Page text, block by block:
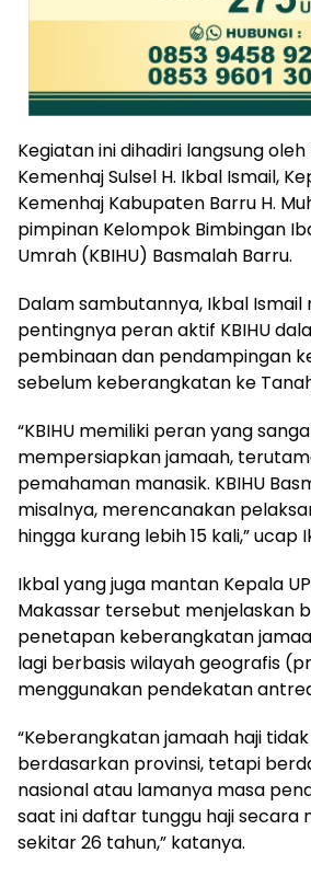
Kegiatan ini dihadiri langsung
Kemenhaj Sulsel H. Ikbal Ismail,
Kemenhaj Kabupaten Barru H.
pimpinan Kelompok Bimbingan
Umrah (KBIHU) Basmalah Barru.
Dalam sambutannya, Ikbal Ismail
pentingnya peran aktif KBIHU
pembinaan dan pendampingan
sebelum keberangkatan ke
“KBIHU memiliki peran yang
mempersiapkan jamaah,
pemahaman manasik. KBIHU
misalnya, merencanakan
hingga kurang lebih 15 kali,” ucap
Ikbal yang juga mantan Kepala
Makassar tersebut menjelaskan
penetapan keberangkatan
lagi berbasis wilayah geografis
menggunakan pendekatan
“Keberangkatan jamaah haji
berdasarkan provinsi, tetapi
nasional atau lamanya masa
saat ini daftar tunggu haji secara
sekitar 26 tahun,” katanya.